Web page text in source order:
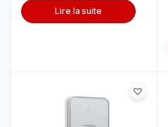
Lire la suite